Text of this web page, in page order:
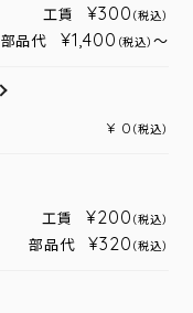
工賃 ¥300 （税込）
部品代 ¥1,400 （税込） ～
¥ 0 （税込）
工賃 ¥200 （税込）
部品代 ¥320 （税込）